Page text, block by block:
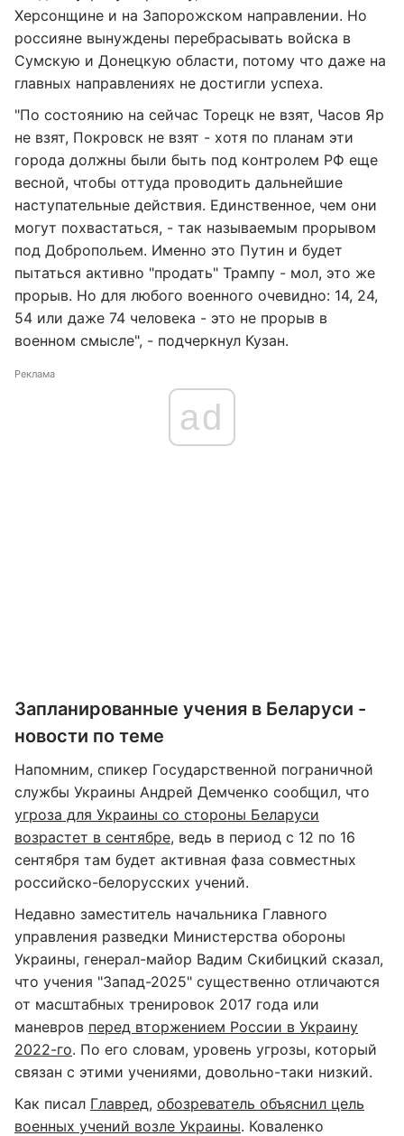
Херсонщине и на Запорожском направлении. Но
россияне вынуждены перебрасывать войска в
Сумскую и Донецкую области, потому что даже на
главных направлениях не достигли успеха.
"По состоянию на сейчас Торецк не взят, Часов Яр
не взят, Покровск не взят - хотя по планам эти
города должны были быть под контролем РФ еще
весной, чтобы оттуда проводить дальнейшие
наступательные действия. Единственное, чем они
могут похвастаться, - так называемым прорывом
под Добропольем. Именно это Путин и будет
пытаться активно "продать" Трампу - мол, это же
прорыв. Но для любого военного очевидно: 14, 24,
54 или даже 74 человека - это не прорыв в
военном смысле", - подчеркнул Кузан.
Реклама
ad
Запланированные учения в Беларуси -
новости по теме
Напомним, спикер Государственной пограничной
службы Украины Андрей Демченко сообщил, что
угроза для Украины со стороны Беларуси
возрастет в сентябре, ведь в период с 12 по 16
сентября там будет активная фаза совместных
российско-белорусских учений.
Недавно заместитель начальника Главного
управления разведки Министерства обороны
Украины, генерал-майор Вадим Скибицкий сказал,
что учения "Запад-2025" существенно отличаются
от масштабных тренировок 2017 года или
маневров перед вторжением России в Украину
2022-го. По его словам, уровень угрозы, который
связан с этими учениями, довольно-таки низкий.
Как писал Главред, обозреватель объяснил цель
военных учений возле Украины. Коваленко